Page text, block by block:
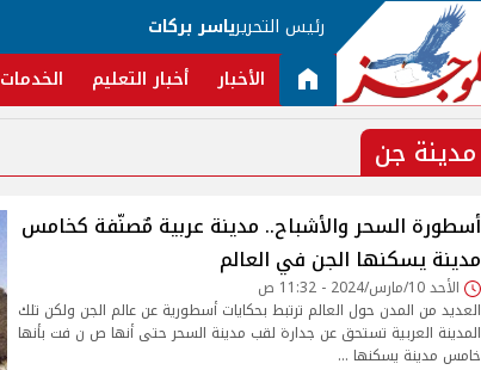
رئيس التحريرياسر بركات
الأخبار أخبار التعليم الخدمات
مدينة جن
أسطورة السحر والأشباح.. مدينة عربية مٌصنّفة كخامس
مدينة يسكنها الجن في العالم
الأحد 10/مارس/2024 - 11:32 ص
العديد من المدن حول العالم ترتبط بحكايات أسطورية عن عالم الجن ولكن تلك
المدينة العربية تستحق عن جدارة لقب مدينة السحر حتى أنها ص ن فت بأنها
خامس مدينة يسكنها …